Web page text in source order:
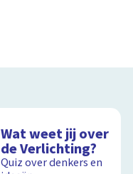
Wat weet jij over
de Verlichting?
Quiz over denkers en